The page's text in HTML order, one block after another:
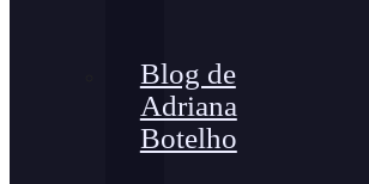
Blog de
Adriana
Botelho